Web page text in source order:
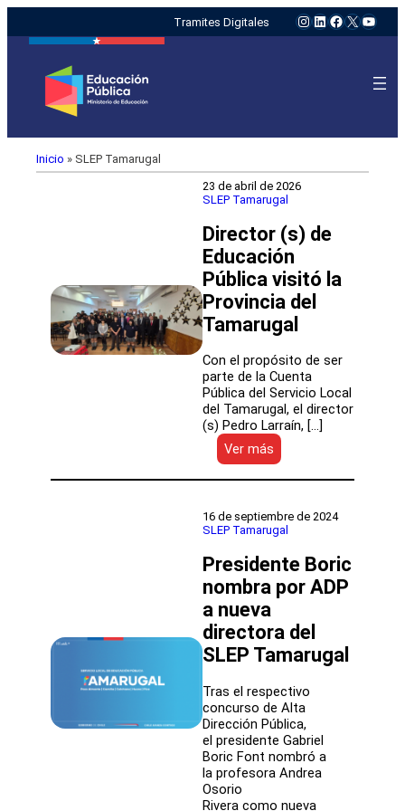
Tramites Digitales Instagram
LinkedIn
Facebook
X
Inicio » SLEP Tamarugal
23 de abril de 2026
SLEP Tamarugal
Director (s) de
Educación
Pública visitó la
Provincia del
Tamarugal
Con el propósito de ser
parte de la Cuenta
Pública del Servicio Local
del Tamarugal, el director
(s) Pedro Larraín, […]
Ver más
Director
(s)
Educación
Pública
la
Provincia
del
16 de septiembre de 2024
SLEP Tamarugal
Presidente Boric
nombra por ADP
a nueva
directora del
SLEP Tamarugal
Tras el respectivo
concurso de Alta
Dirección Pública,
el presidente Gabriel
Boric Font nombró a
la profesora Andrea
Osorio
Rivera como nueva